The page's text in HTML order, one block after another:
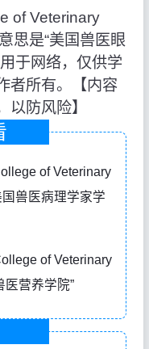
of Veterinary
思是“美国兽医眼
于网络，仅供学
者所有。【内容
防风险】
of Veterinary
国兽医病理学家学
of Veterinary
医营养学院”